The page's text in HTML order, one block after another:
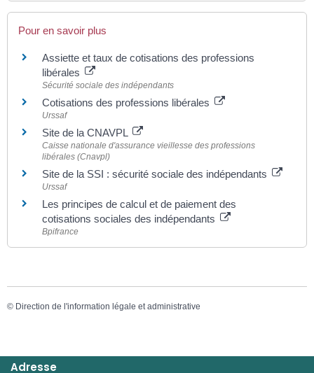
Pour en savoir plus
Assiette et taux de cotisations des professions
libérales
Sécurité sociale des indépendants
Cotisations des professions libérales
Urssaf
Site de la CNAVPL
Caisse nationale d'assurance vieillesse des professions
libérales (Cnavpl)
Site de la SSI : sécurité sociale des indépendants
Urssaf
Les principes de calcul et de paiement des
cotisations sociales des indépendants
Bpifrance
© Direction de l'information légale et administrative
Adresse